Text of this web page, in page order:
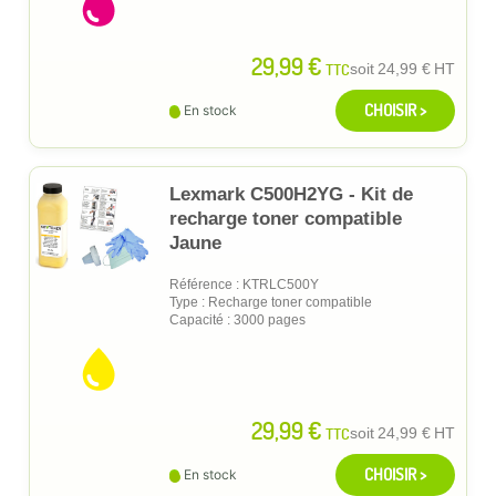
29,99 € TTCsoit24,99 € HT
En stock CHOISIR >
Lexmark C500H2YG - Kit de
recharge toner compatible
Jaune
Référence : KTRLC500Y
Type : Recharge toner compatible
Capacité : 3000 pages
29,99 € TTCsoit24,99 € HT
En stock CHOISIR >